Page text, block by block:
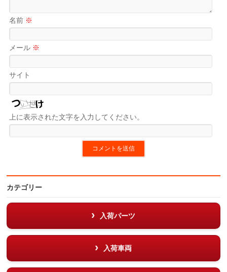
名前 ※
メール ※
サイト
上に表示された文字を入力してください。
カテゴリー
入荷パーツ
入荷車両